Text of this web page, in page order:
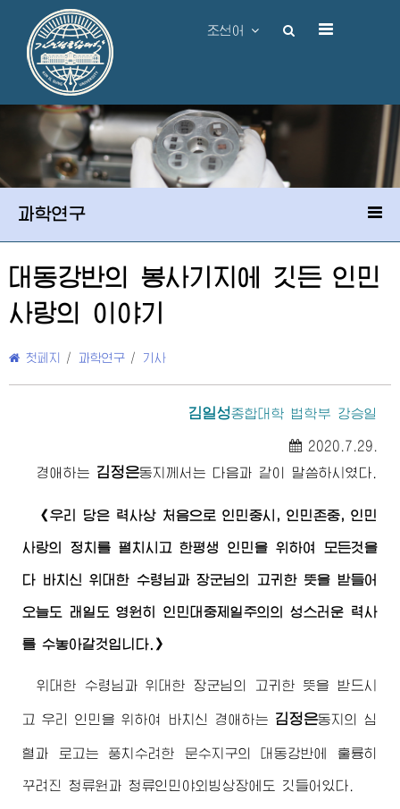
조선어
과학연구
대동강반의 봉사기지에 깃든 인민
사랑의 이야기
첫페지 / 과학연구 / 기사
김일성종합대학 법학부 강승일
2020.7.29.
경애하는 김정은동지 께서는 다음과 같이 말씀하시였다.
《우리 당은 력사상 처음으로 인민중시, 인민존중, 인민
사랑의 정치를 펼치시고 한평생 인민을 위하여 모든것을
다 바치신위대한 수령님 과장군님의 고귀한 뜻을 받들어
오늘도 래일도 영원히 인민대중제일주의의 성스러운 력사
를 수놓아갈것입니다.》
위대한 수령님 과위대한 장군님의 고귀한 뜻을 받드시
고 우리 인민을 위하여 바치신 경애하는 김정은동지 의 심
혈과 로고는 풍치수려한 문수지구의 대동강반에 훌륭히
꾸려진 청류원과 청류인민야외빙상장에도 깃들어있다.